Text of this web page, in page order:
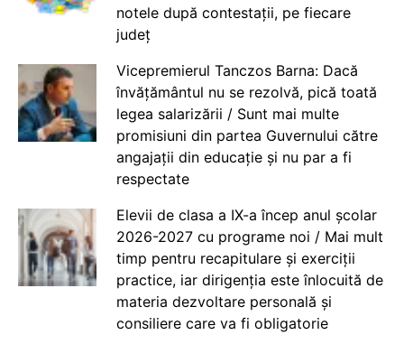
notele după contestații, pe fiecare
județ
Vicepremierul Tanczos Barna: Dacă
învățământul nu se rezolvă, pică toată
legea salarizării / Sunt mai multe
promisiuni din partea Guvernului către
angajații din educație și nu par a fi
respectate
Elevii de clasa a IX-a încep anul școlar
2026-2027 cu programe noi / Mai mult
timp pentru recapitulare și exerciții
practice, iar dirigenția este înlocuită de
materia dezvoltare personală și
consiliere care va fi obligatorie